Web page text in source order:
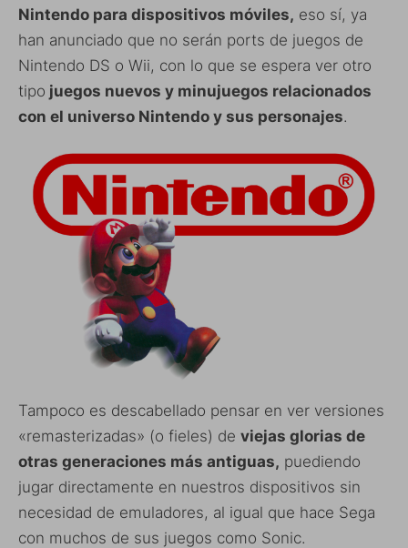
Nintendo para dispositivos móviles, eso sí, ya
han anunciado que no serán ports de juegos de
Nintendo DS o Wii, con lo que se espera ver otro
tipo juegos nuevos y minujuegos relacionados
con el universo Nintendo y sus personajes.
Tampoco es descabellado pensar en ver versiones
«remasterizadas» (o fieles) de viejas glorias de
otras generaciones más antiguas, puediendo
jugar directamente en nuestros dispositivos sin
necesidad de emuladores, al igual que hace Sega
con muchos de sus juegos como Sonic.